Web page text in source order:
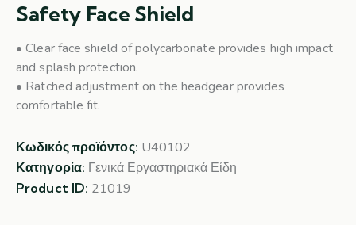
Safety Face Shield
• Clear face shield of polycarbonate provides high impact
and splash protection.
• Ratched adjustment on the headgear provides
comfortable fit.
Κωδικός προϊόντος: U40102
Κατηγορία: Γενικά Εργαστηριακά Είδη
Product ID: 21019